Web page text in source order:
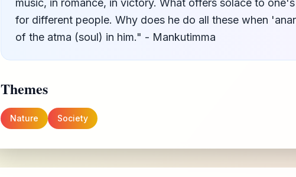
music, in romance, in victory. What offers solace to
for different people. Why does he do all these when
of the atma (soul) in him." - Mankutimma
Themes
Nature Society